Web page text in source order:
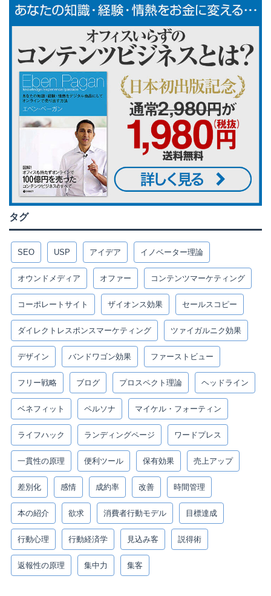
タグ
SEO USP アイデア イノベーター理論
オウンドメディア オファー コンテンツマーケティング
コーポレートサイト ザイオンス効果 セールスコピー
ダイレクトレスポンスマーケティング ツァイガルニク効果
デザイン バンドワゴン効果 ファーストビュー
フリー戦略 ブログ プロスペクト理論 ヘッドライン
ベネフィット ペルソナ マイケル・フォーティン
ライフハック ランディングページ ワードプレス
一貫性の原理 便利ツール 保有効果 売上アップ
差別化 感情 成約率 改善 時間管理
本の紹介 欲求 消費者行動モデル 目標達成
行動心理 行動経済学 見込み客 説得術
返報性の原理 集中力 集客